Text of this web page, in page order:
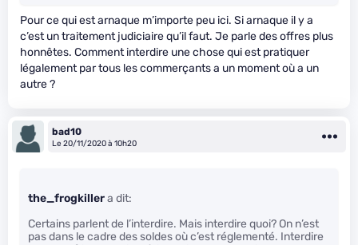
Pour ce qui est arnaque m’importe peu ici. Si arnaque il y a
c’est un traitement judiciaire qu’il faut. Je parle des offres plus
honnêtes. Comment interdire une chose qui est pratiquer
légalement par tous les commerçants a un moment où a un
autre ?
bad10
Le 20/11/2020 à 10h20
the_frogkillera dit:
Certains parlent de l’interdire. Mais interdire quoi? On n’est
pas dans le cadre des soldes où c’est réglementé. Interdire